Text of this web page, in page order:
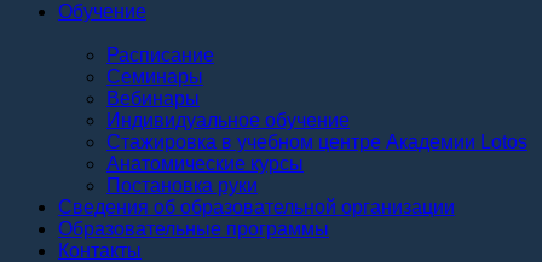
Обучение
Расписание
Семинары
Вебинары
Индивидуальное обучение
Стажировка в учебном центре Академии Lotos
Анатомические курсы
Постановка руки
Сведения об образовательной организации
Образовательные программы
Контакты